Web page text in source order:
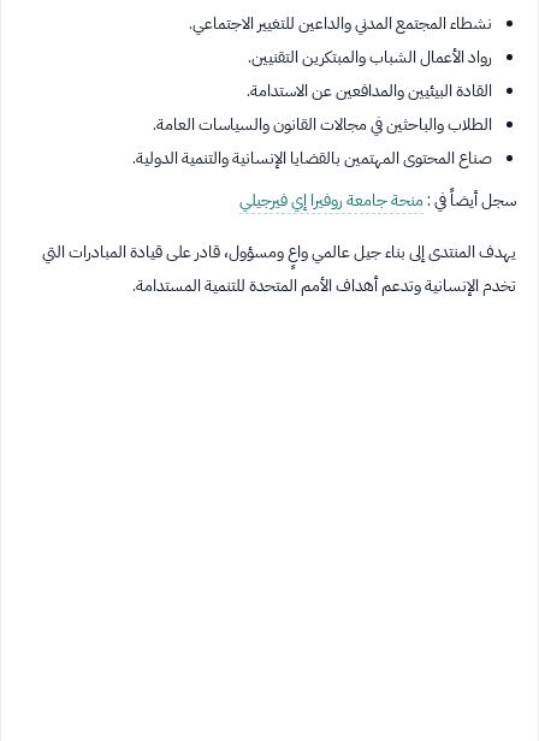
نشطاء المجتمع المدني والداعين للتغيير الاجتماعي.
رواد الأعمال الشباب والمبتكرين التقنيين.
القادة البيئيين والمدافعين عن الاستدامة.
الطلاب والباحثين في مجالات القانون والسياسات العامة.
صناع المحتوى المهتمين بالقضايا الإنسانية والتنمية الدولية.
سجل أيضاً في :منحة جامعة روفيرا إي فيرجيلي
يهدف المنتدى إلى بناء جيل عالمي واعٍ ومسؤول، قادر على قيادة المبادرات التي
تخدم الإنسانية وتدعم أهداف الأمم المتحدة للتنمية المستدامة.